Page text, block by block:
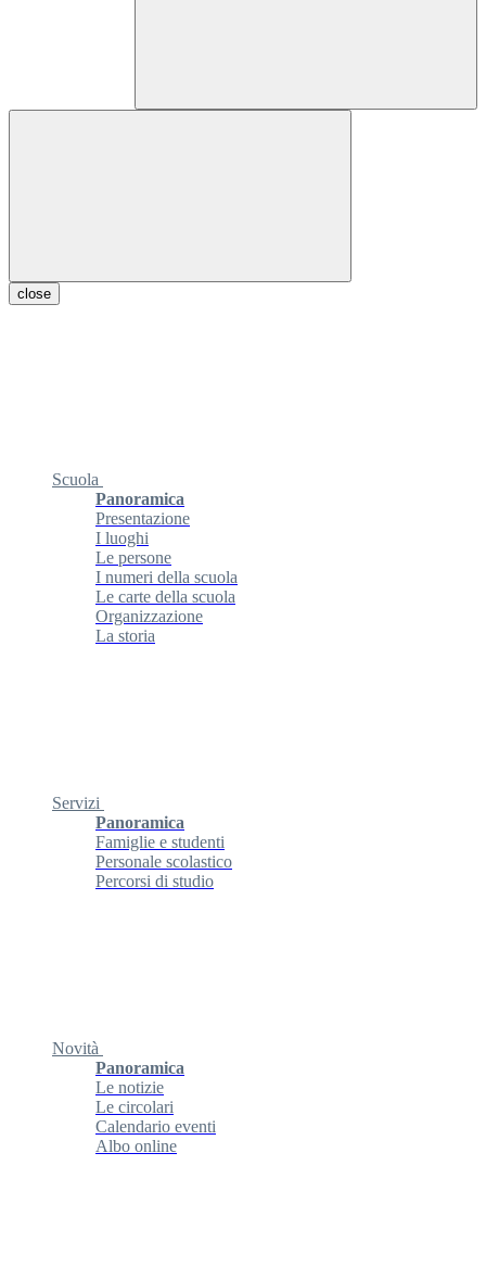
close
Scuola
Panoramica
Presentazione
I luoghi
Le persone
I numeri della scuola
Le carte della scuola
Organizzazione
La storia
Servizi
Panoramica
Famiglie e studenti
Personale scolastico
Percorsi di studio
Novità
Panoramica
Le notizie
Le circolari
Calendario eventi
Albo online